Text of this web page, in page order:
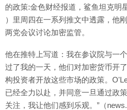
的政策:金色财经报道，鲨鱼坦克明
）里周四在一系列推文中透露，他
两党会议讨论加密监管。
他在推特上写道：我在参议院与一
过了我的一天，他们对加密货币开
构投资者开放这些市场的政策。
已经全力以赴，并同意一旦通过政
关注，我让他们感到乐观。”（